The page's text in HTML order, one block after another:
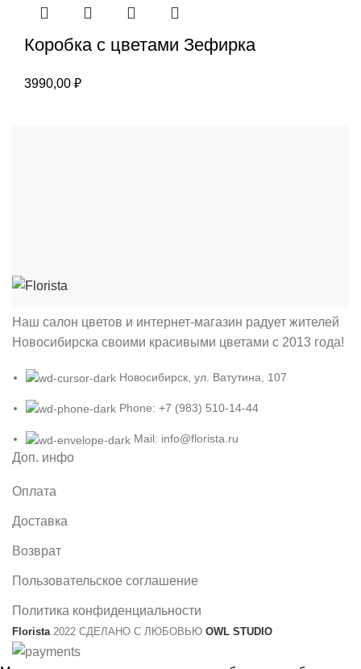
Коробка с цветами Зефирка
3990,00 ₽
Наш салон цветов и интернет-магазин радует жителей
Новосибирска своими красивыми цветами с 2013 года!
Новосибирск, ул. Ватутина, 107
Phone: +7 (983) 510-14-44
Mail: info@florista.ru
Доп. инфо
Оплата
Доставка
Возврат
Пользовательское соглашение
Политика конфиденциальности
Florista 2022 СДЕЛАНО С ЛЮБОВЬЮ OWL STUDIO